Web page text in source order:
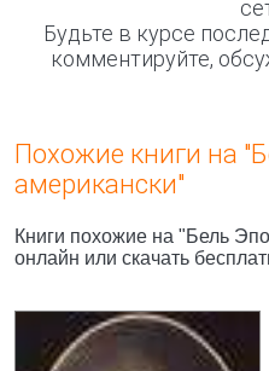
Будьте в курсе
комментируйте,
Похожие книги на
американски"
Книги похожие на "Бель
онлайн или скачать